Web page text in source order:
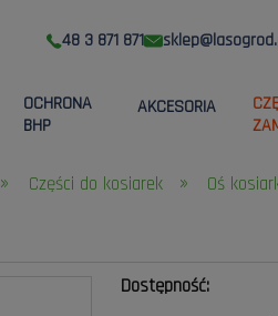
48 3 871 871
OCHRONA
BHP
AKCESORIA
» Części do kosiarek » Oś
Dostępność: